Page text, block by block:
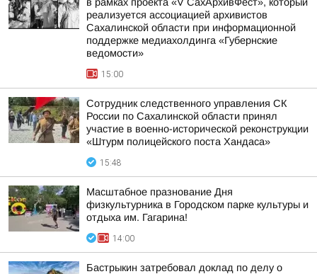
реализуется ассоциацией архивистов
Сахалинской области при информационной
поддержке медиахолдинга «Губернские
ведомости»
15:00
Сотрудник следственного управления СК
России по Сахалинской области принял
участие в военно-исторической реконструкции
«Штурм полицейского поста Хандаса»
15:48
Масштабное празнование Дня
физкультурника в Городском парке культуры и
отдыха им. Гагарина!
14:00
Бастрыкин затребовал доклад по делу о